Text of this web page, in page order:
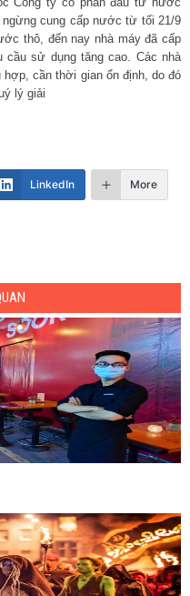
cung cấp nước từ tối 21/9
thô, đến nay nhà máy đã cấp
sử dụng tăng cao. Các nhà
cần thời gian ổn định, do đó
lý giải
LinkedIn More